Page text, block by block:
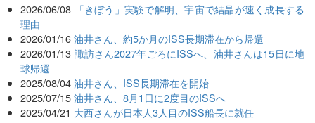
2026/06/08
「きぼう」実験で解明、宇宙で結晶が速く成長する
理由
2026/01/16 油井さん、約5か月のISS長期滞在から帰還
2026/01/13 諏訪さん2027年ごろにISSへ、油井さんは15日に地
球帰還
2025/08/04 油井さん、ISS長期滞在を開始
2025/07/15 油井さん、8月1日に2度目のISSへ
2025/04/21 大西さんが日本人3人目のISS船長に就任